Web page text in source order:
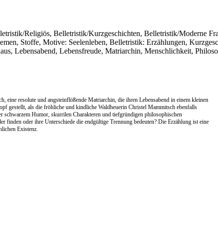
Religiös, Belletristik/Kurzgeschichten, Belletristik/Moderne
Stoffe, Motive: Seelenleben, Belletristik: Erzählungen,
Lebensabend, Lebensfreude, Matriarchin, Menschlichkeit,
resolute und angsteinflößende Matriarchin, die ihren Lebensabend in einem kleinen
gestellt, als die fröhliche und kindliche Waldheuerin Christel Mammitsch ebenfalls
Humor, skurrilen Charakteren und tiefgründigen philosophischen
finden oder ihre Unterschiede die endgültige Trennung bedeuten? Die Erzählung ist eine
Existenz.